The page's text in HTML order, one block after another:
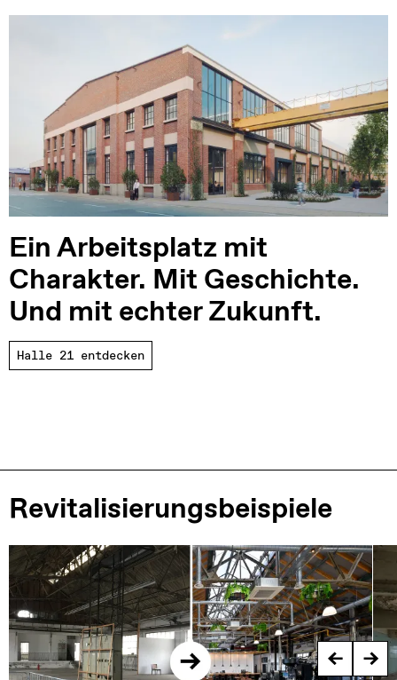
Ein Arbeitsplatz mit
Charakter. Mit Geschichte.
Und mit echter Zukunft.
Halle 21 entdecken
Revitalisierungsbeispiele
← →